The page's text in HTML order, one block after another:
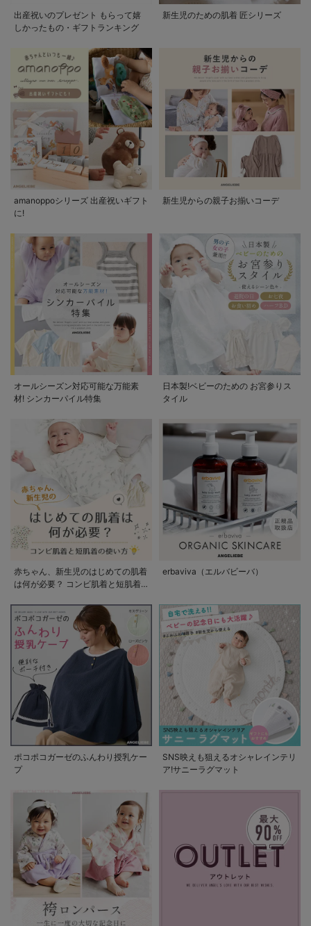
出産祝いのプレゼント もらって嬉
しかったもの・ギフトランキング
新生児のための肌着 匠シリーズ
amanoppoシリーズ 出産祝いギフト
に!
新生児からの親子お揃いコーデ
オールシーズン対応可能な万能素
材! シンカーパイル特集
日本製!ベビーのための お宮参りス
タイル
赤ちゃん、新生児のはじめての肌着
は何が必要？ コンビ肌着と短肌着
erbaviva（エルバビーバ）
ポコポコガーゼのふんわり授乳ケー
プ
SNS映えも狙えるオシャレインテリ
ア!サニーラグマット